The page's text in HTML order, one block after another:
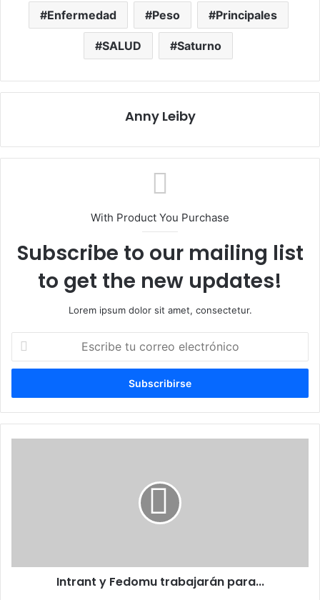
Enfermedad Peso Principales
SALUD Saturno
Anny Leiby
With Product You Purchase
Subscribe to our mailing list
to get the new updates!
Lorem ipsum dolor sit amet, consectetur.
correo
Intrant y Fedomu trabajarán para...